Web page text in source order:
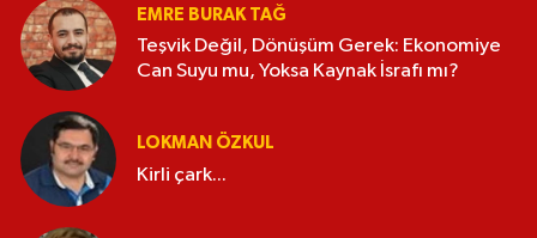
EMRE BURAK TAĞ
Teşvik Değil, Dönüşüm Gerek: Ekonomiye
Can Suyu mu, Yoksa Kaynak İsrafı mı?
LOKMAN ÖZKUL
Kirli çark...